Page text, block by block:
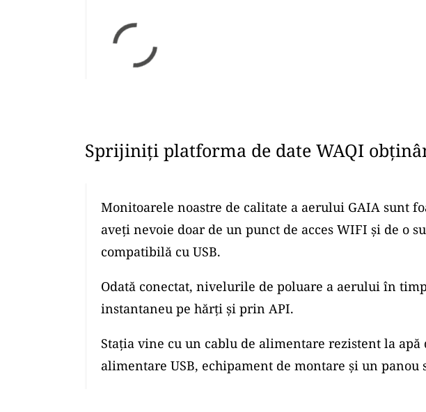
Sprijiniți platforma de date WAQI
Monitoarele noastre de calitate a aerului GAIA sunt
aveți nevoie doar de un punct de acces WIFI și de o
compatibilă cu USB.
Odată conectat, nivelurile de poluare a aerului în
instantaneu pe hărți și prin API.
Stația vine cu un cablu de alimentare rezistent la apă
alimentare USB, echipament de montare și un panou